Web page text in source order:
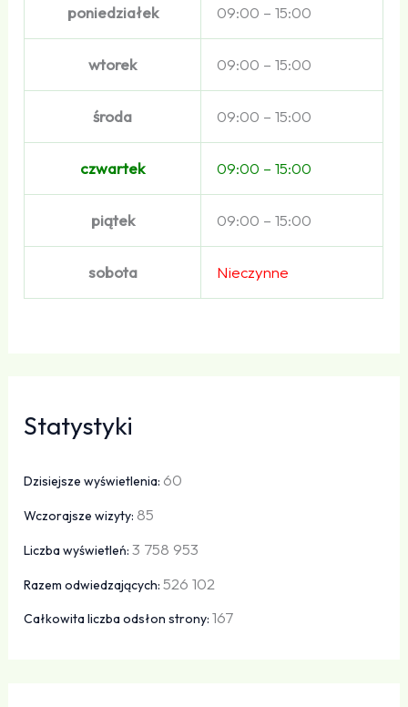
poniedziałek 09:00 – 15:00
wtorek 09:00 – 15:00
środa 09:00 – 15:00
czwartek 09:00 – 15:00
piątek 09:00 – 15:00
sobota Nieczynne
Statystyki
Dzisiejsze wyświetlenia: 60
Wczorajsze wizyty: 85
Liczba wyświetleń:3 758 953
Razem odwiedzających:526 102
Całkowita liczba odsłon strony:167